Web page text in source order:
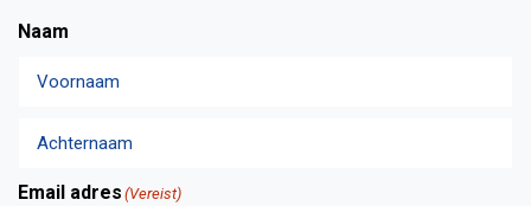
Naam
Achternaam
Email adres (Vereist)